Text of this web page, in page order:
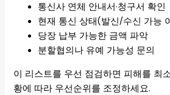
통신사 연체 안내서·청구서 확인
현재 통신 상태(발신/수신 가능
당장 납부 가능한 금액 파악
분할협의나 유예 가능성 문의
이 리스트를 우선 점검하면 피해를 최
황에 따라 우선순위를 조정하세요.